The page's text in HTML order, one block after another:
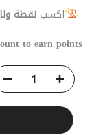
اكسب نقطة
to earn points